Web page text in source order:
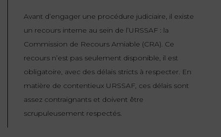
Avant d’engager une procédure judiciaire, il existe
un recours interne au sein de l’URSSAF : la
Commission de Recours Amiable (CRA). Ce
recours n’est pas seulement disponible, il est
obligatoire, avec des délais stricts à respecter. En
matière de contentieux URSSAF, ces délais sont
assez contraignants et doivent être
scrupuleusement respectés.